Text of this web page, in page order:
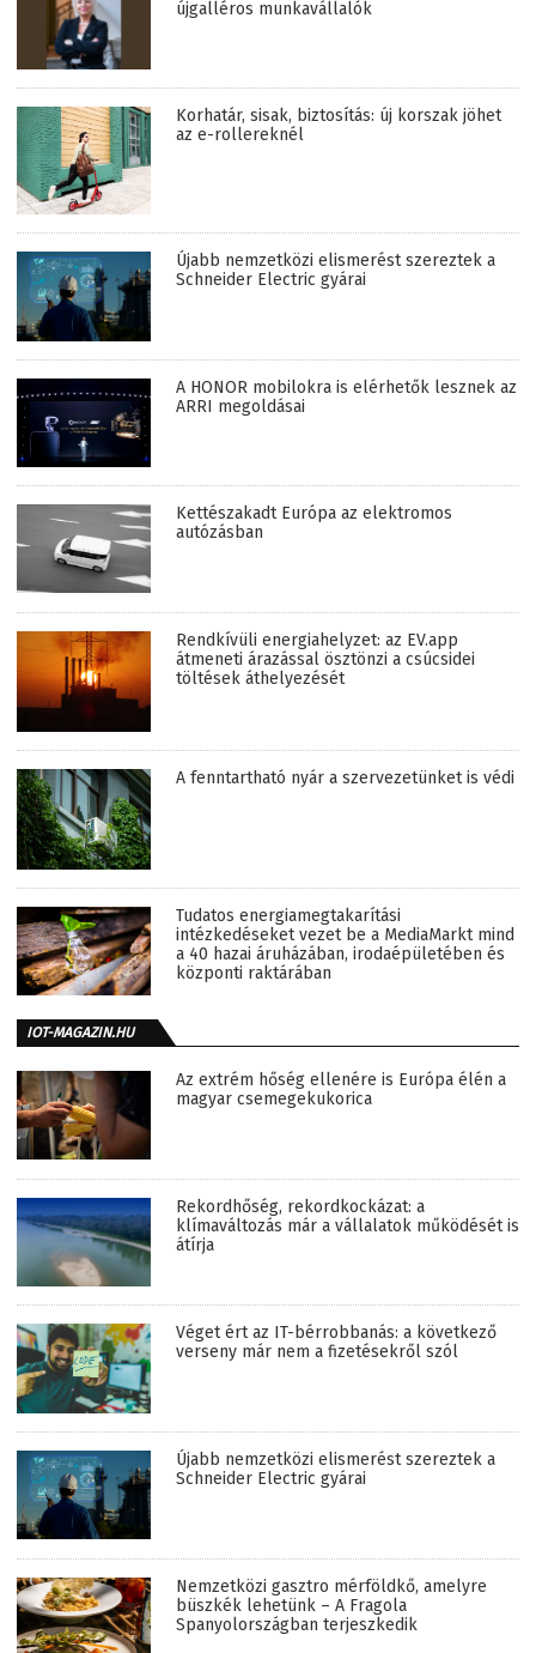
újgalléros munkavállalók
Korhatár, sisak, biztosítás: új korszak jöhet
az e-rollereknél
Újabb nemzetközi elismerést szereztek a
Schneider Electric gyárai
A HONOR mobilokra is elérhetők lesznek az
ARRI megoldásai
Kettészakadt Európa az elektromos
autózásban
Rendkívüli energiahelyzet: az EV.app
átmeneti árazással ösztönzi a csúcsidei
töltések áthelyezését
A fenntartható nyár a szervezetünket is védi
Tudatos energiamegtakarítási
intézkedéseket vezet be a MediaMarkt mind
a 40 hazai áruházában, irodaépületében és
központi raktárában
IOT-MAGAZIN.HU
Az extrém hőség ellenére is Európa élén a
magyar csemegekukorica
Rekordhőség, rekordkockázat: a
klímaváltozás már a vállalatok működését is
átírja
Véget ért az IT-bérrobbanás: a következő
verseny már nem a fizetésekről szól
Újabb nemzetközi elismerést szereztek a
Schneider Electric gyárai
Nemzetközi gasztro mérföldkő, amelyre
büszkék lehetünk – A Fragola
Spanyolországban terjeszkedik